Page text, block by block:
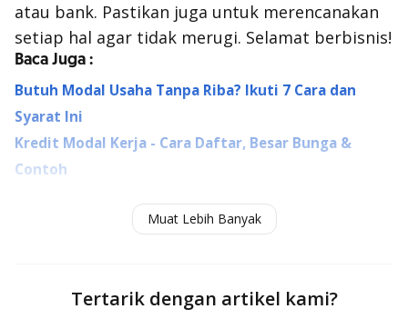
atau bank. Pastikan juga untuk merencanakan
setiap hal agar tidak merugi. Selamat berbisnis!
Baca Juga :
Butuh Modal Usaha Tanpa Riba? Ikuti 7 Cara dan
Syarat Ini
Kredit Modal Kerja - Cara Daftar, Besar Bunga &
Contoh
Muat Lebih Banyak
Tertarik dengan artikel kami?